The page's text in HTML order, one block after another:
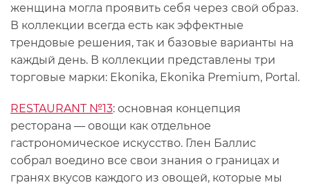
женщина могла проявить себя через свой образ.
В коллекции всегда есть как эффектные
трендовые решения, так и базовые варианты на
каждый день. В коллекции представлены три
торговые марки: Ekonika, Ekonika Premium, Portal.
RESTAURANT №13: основная концепция
ресторана — овощи как отдельное
гастрономическое искусство. Глен Баллис
собрал воедино все свои знания о границах и
гранях вкусов каждого из овощей, которые мы